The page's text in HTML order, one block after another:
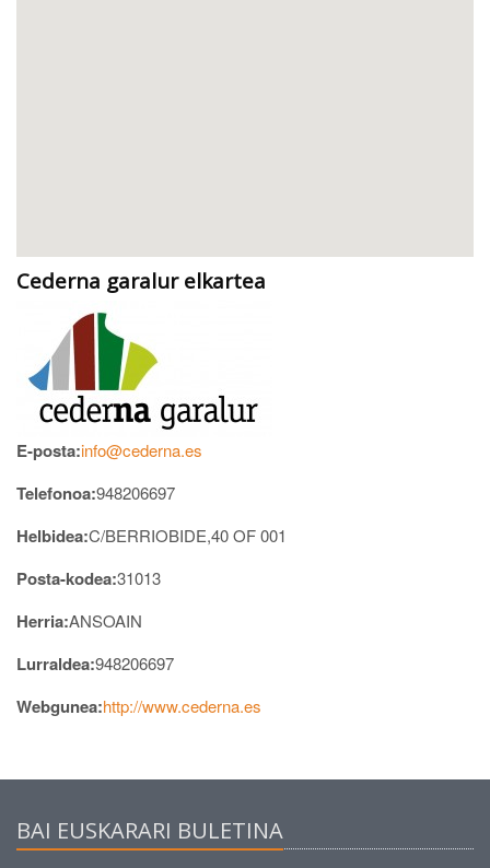
Cederna garalur elkartea
E-posta:info@cederna.es
Telefonoa:948206697
Helbidea:C/BERRIOBIDE,40 OF 001
Posta-kodea:31013
Herria:ANSOAIN
Lurraldea:948206697
Webgunea:http://www.cederna.es
BAI EUSKARARI BULETINA